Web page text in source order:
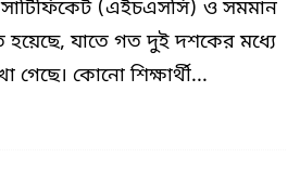
(এইচএসসি) ও সমমান
হয়েছে, যাতে গত দুই দশকের মধ্যে
গেছে। কোনো শিক্ষার্থী...